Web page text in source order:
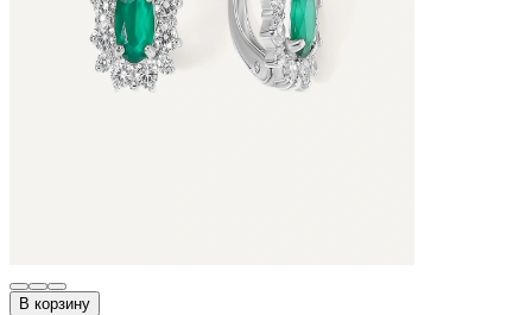
В корзину